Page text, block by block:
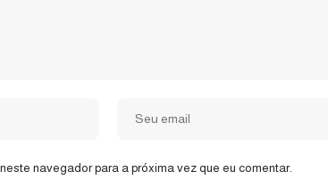
navegador para a próxima vez que eu comentar.